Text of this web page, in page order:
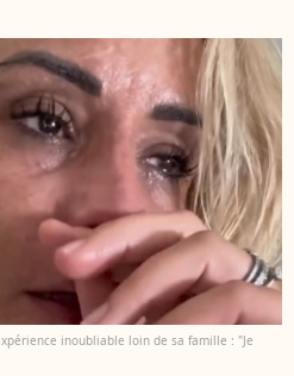
inoubliable loin de sa famille : "Je